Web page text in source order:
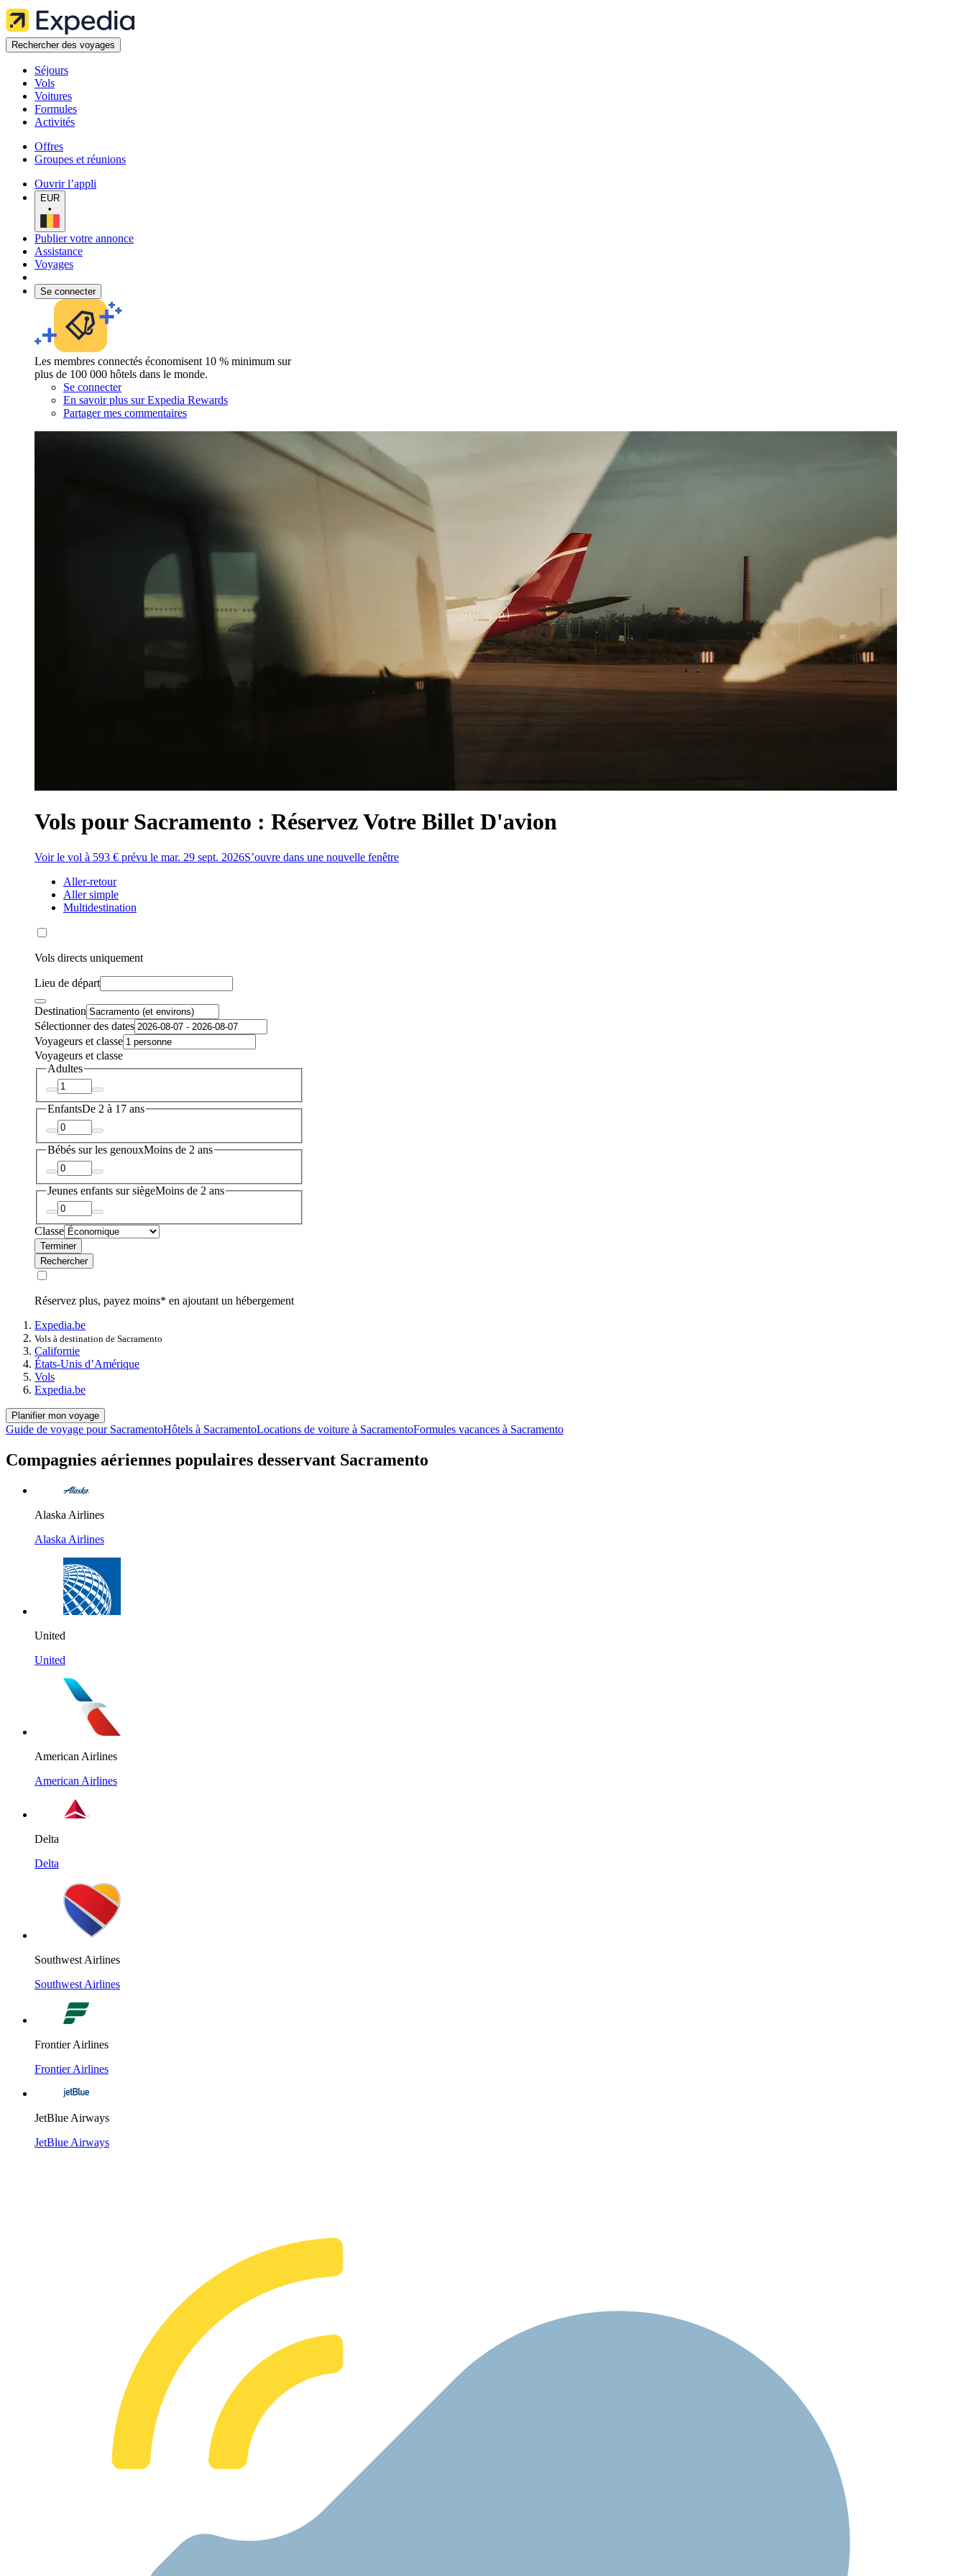
Rechercher des voyages
Séjours
Vols
Voitures
Formules
Activités
Offres
Groupes et réunions
Ouvrir l’appli
EUR
•
Publier votre annonce
Assistance
Voyages
Se connecter
Les membres connectés économisent 10 % minimum sur
plus de 100 000 hôtels dans le monde.
Se connecter
En savoir plus sur Expedia Rewards
Partager mes commentaires
Vols pour Sacramento : Réservez Votre Billet D'avion
Voir le vol à 593 € prévu le mar. 29 sept. 2026S’ouvre dans une nouvelle fenêtre
Aller-retour
Aller simple
Multidestination
Vols directs uniquement
Lieu de départ
Destination
Sélectionner des dates
Voyageurs et classe
Voyageurs et classe
Adultes
EnfantsDe 2 à 17 ans
Bébés sur les genouxMoins de 2 ans
Jeunes enfants sur siègeMoins de 2 ans
Classe
Terminer
Rechercher
Réservez plus, payez moins* en ajoutant un hébergement
Expedia.be
Vols à destination de Sacramento
Californie
États-Unis d’Amérique
Vols
Expedia.be
Planifier mon voyage
Guide de voyage pour SacramentoHôtels à SacramentoLocations de voiture à SacramentoFormules vacances à Sacramento
Compagnies aériennes populaires desservant Sacramento
Alaska Airlines
Alaska Airlines
United
United
American Airlines
American Airlines
Delta
Delta
Southwest Airlines
Southwest Airlines
Frontier Airlines
Frontier Airlines
JetBlue Airways
JetBlue Airways